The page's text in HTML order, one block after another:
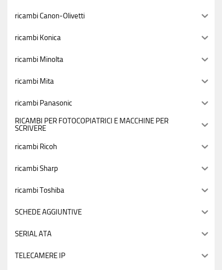
ricambi Canon-Olivetti
ricambi Konica
ricambi Minolta
ricambi Mita
ricambi Panasonic
RICAMBI PER FOTOCOPIATRICI E MACCHINE PER
SCRIVERE
ricambi Ricoh
ricambi Sharp
ricambi Toshiba
SCHEDE AGGIUNTIVE
SERIAL ATA
TELECAMERE IP